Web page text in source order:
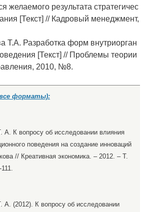
желаемого результата стратегичес
[Текст] // Кадровый менеджмент,
Т.А. Разработка форм внутриорган
[Текст] // Проблемы теории
2010, №8.
форматы):
А. К вопросу об исследовании влияния
поведения на создание инноваций
// Креативная экономика. – 2012. – Т.
А. (2012). К вопросу об исследовании